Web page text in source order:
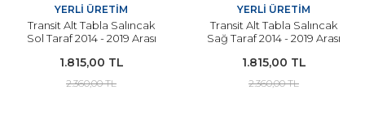
YERLİ ÜRETİM
Transit Alt Tabla Salıncak
Sol Taraf 2014 - 2019 Arası
1.815,00 TL
2.360,00 TL
YERLİ ÜRETİM
Transit Alt Tabla Salıncak
Sağ Taraf 2014 - 2019 Arası
1.815,00 TL
2.360,00 TL